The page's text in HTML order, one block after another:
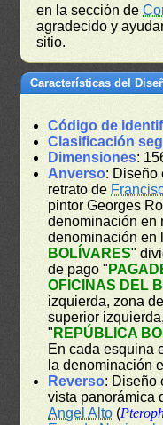
en la sección de
agradecido y
sitio.
Características del
Código de
Clasificación
Dimensiones:
Anverso: Diseño
retrato de
pintor Georges
denominación en
denominación en
BOLÍVARES"
de pago "
OFICINAS DEL
izquierda, zona
superior
" REPÚBLICA
En cada esquina
la denominación
Reverso: Diseño
vista panorámica
Angel Alto (